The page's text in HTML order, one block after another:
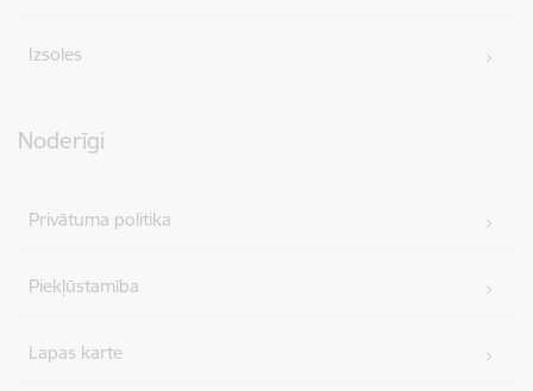
Izsoles
Noderīgi
Privātuma politika
Piekļūstamība
Lapas karte